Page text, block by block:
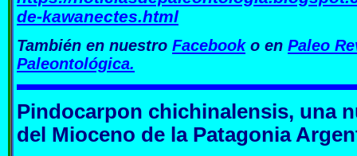
de-kawanectes.html
También en nuestro Facebooko en Paleo
Paleontológica.
Pindocarpon chichinalensis, una
del Mioceno de la Patagonia